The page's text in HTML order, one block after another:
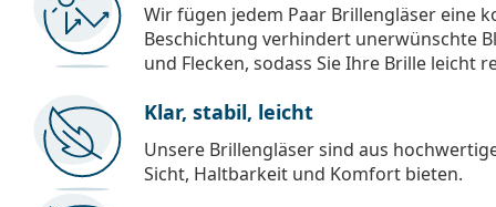
Wir fügen jedem Paar Brillengläser eine
Beschichtung verhindert unerwünschte
und Flecken, sodass Sie Ihre Brille leicht
Klar, stabil, leicht
Unsere Brillengläser sind aus
Sicht, Haltbarkeit und Komfort bieten.